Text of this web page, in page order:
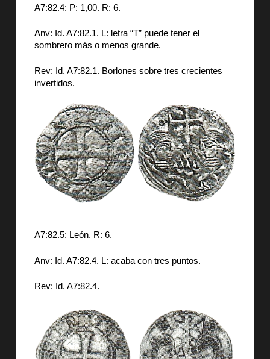
A7:82.4: P: 1,00. R: 6.
Anv: Id. A7:82.1. L: letra “T” puede tener el
sombrero más o menos grande.
Rev: Id. A7:82.1. Borlones sobre tres crecientes
invertidos.
A7:82.5: León. R: 6.
Anv: Id. A7:82.4. L: acaba con tres puntos.
Rev: Id. A7:82.4.